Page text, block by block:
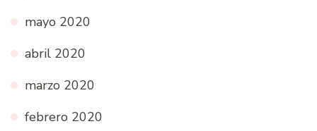
mayo 2020
abril 2020
marzo 2020
febrero 2020